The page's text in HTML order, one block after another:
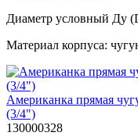
Диаметр условный Ду
Материал корпуса:
Американка прямая
(3/4")
130000328